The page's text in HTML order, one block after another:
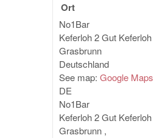
Ort
No1Bar
Keferloh 2Gut Keferloh
Grasbrunn
Deutschland
See map:Google Maps
DE
No1Bar
Keferloh 2Gut Keferloh
Grasbrunn ,